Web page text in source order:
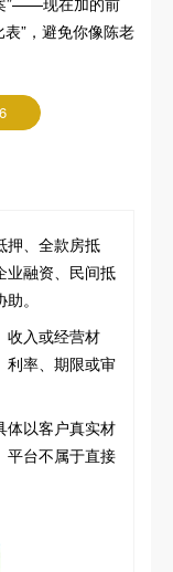
”，避免你像陈老
押、全款房抵
业融资、民间抵
。
收入或经营材
利率、期限或审
体以客户真实材
平台不属于直接